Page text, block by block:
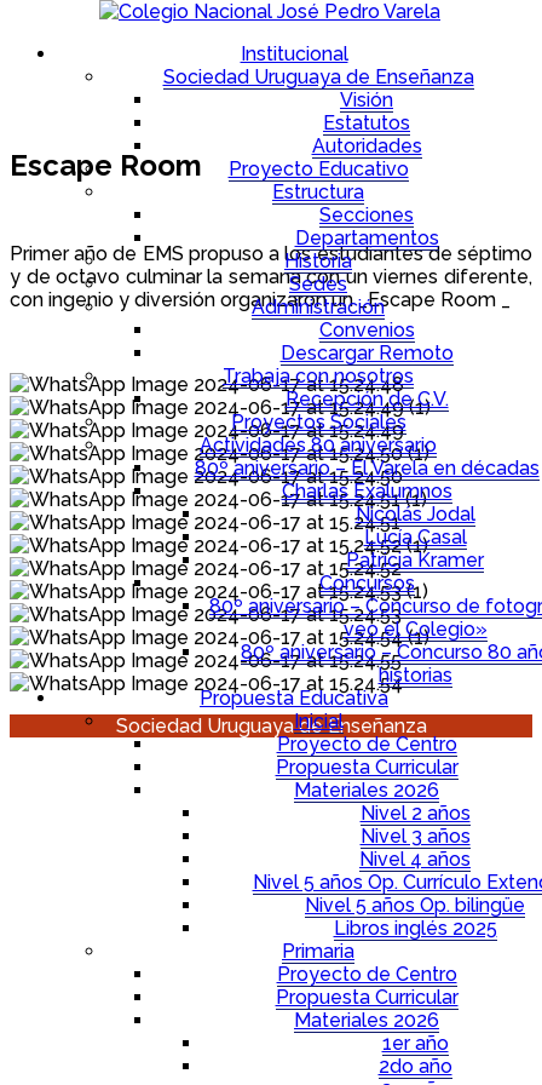
Institucional
Sociedad Uruguaya de Enseñanza
Visión
Estatutos
Autoridades
Proyecto Educativo
Estructura
Secciones
Departamentos
Historia
Sedes
Administración
Convenios
Descargar Remoto
Trabaja con nosotros
Recepción de C.V.
Proyectos Sociales
Actividades 80 aniversario
80º aniversario – El Varela en décadas
Charlas Exalumnos
Nicolás Jodal
Lucía Casal
Patricia Kramer
Concursos
80º aniversario – Concurso de
veo el Colegio»
80º aniversario – Concurso 80
historias
Propuesta Educativa
Inicial
Proyecto de Centro
Propuesta Curricular
Materiales 2026
Nivel 2 años
Nivel 3 años
Nivel 4 años
Nivel 5 años Op. Currículo
Nivel 5 años Op. bilingüe
Libros inglés 2025
Primaria
Proyecto de Centro
Propuesta Curricular
Materiales 2026
1er año
2do año
Escape Room
Primer año de EMS propuso a los estudiantes de séptimo
y de octavo culminar la semana con un viernes diferente,
con ingenio y diversión organizaron un _Escape Room _
Sociedad Uruguaya de Enseñanza